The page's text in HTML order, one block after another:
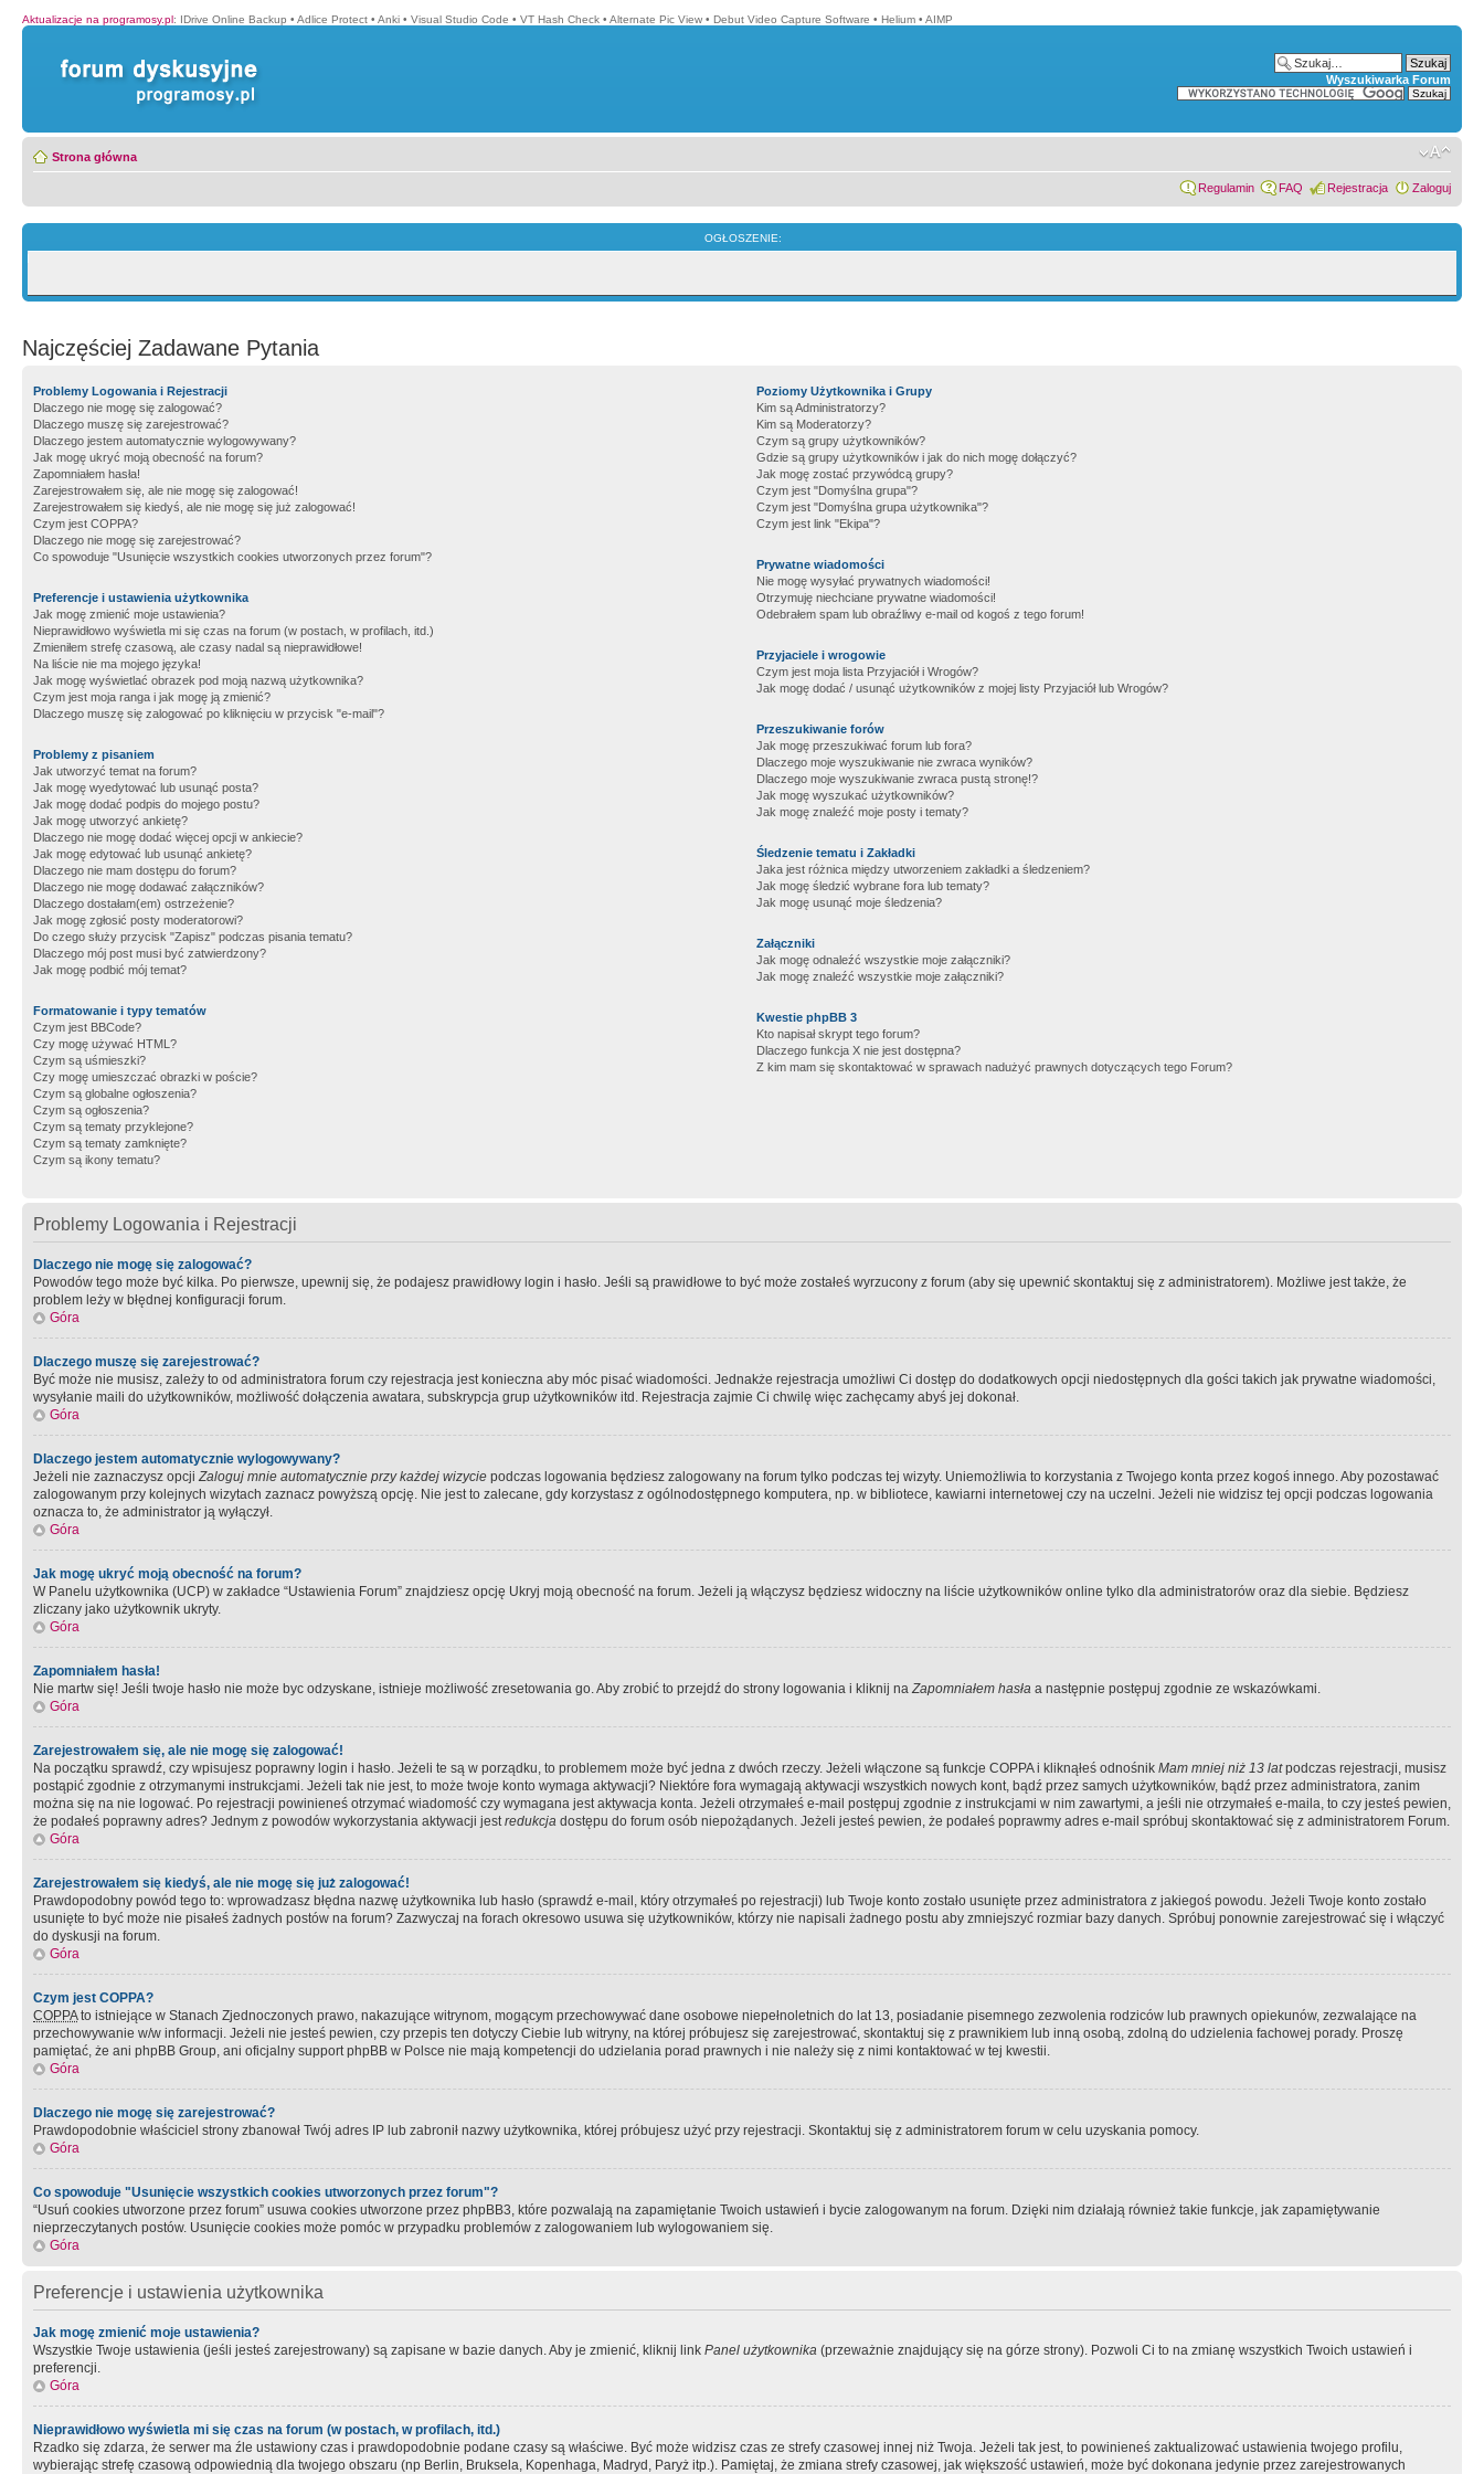
Aktualizacje na programosy.pl: IDrive Online Backup • Adlice Protect • Anki • Visual Studio Code • VT Hash Check • Alternate Pic View • Debut Video Capture Software • Helium • AIMP
Wyszukiwarka Forum
Strona główna
Regulamin FAQ Rejestracja Zaloguj
OGŁOSZENIE:
Najczęściej Zadawane Pytania
Problemy Logowania i Rejestracji
Dlaczego nie mogę się zalogować?
Dlaczego muszę się zarejestrować?
Dlaczego jestem automatycznie wylogowywany?
Jak mogę ukryć moją obecność na forum?
Zapomniałem hasła!
Zarejestrowałem się, ale nie mogę się zalogować!
Zarejestrowałem się kiedyś, ale nie mogę się już zalogować!
Czym jest COPPA?
Dlaczego nie mogę się zarejestrować?
Co spowoduje "Usunięcie wszystkich cookies utworzonych przez forum"?
Preferencje i ustawienia użytkownika
Jak mogę zmienić moje ustawienia?
Nieprawidłowo wyświetla mi się czas na forum (w postach, w profilach, itd.)
Zmieniłem strefę czasową, ale czasy nadal są nieprawidłowe!
Na liście nie ma mojego języka!
Jak mogę wyświetlać obrazek pod moją nazwą użytkownika?
Czym jest moja ranga i jak mogę ją zmienić?
Dlaczego muszę się zalogować po kliknięciu w przycisk "e-mail"?
Problemy z pisaniem
Jak utworzyć temat na forum?
Jak mogę wyedytować lub usunąć posta?
Jak mogę dodać podpis do mojego postu?
Jak mogę utworzyć ankietę?
Dlaczego nie mogę dodać więcej opcji w ankiecie?
Jak mogę edytować lub usunąć ankietę?
Dlaczego nie mam dostępu do forum?
Dlaczego nie mogę dodawać załączników?
Dlaczego dostałam(em) ostrzeżenie?
Jak mogę zgłosić posty moderatorowi?
Do czego służy przycisk "Zapisz" podczas pisania tematu?
Dlaczego mój post musi być zatwierdzony?
Jak mogę podbić mój temat?
Formatowanie i typy tematów
Czym jest BBCode?
Czy mogę używać HTML?
Czym są uśmieszki?
Czy mogę umieszczać obrazki w poście?
Czym są globalne ogłoszenia?
Czym są ogłoszenia?
Czym są tematy przyklejone?
Czym są tematy zamknięte?
Czym są ikony tematu?
Poziomy Użytkownika i Grupy
Kim są Administratorzy?
Kim są Moderatorzy?
Czym są grupy użytkowników?
Gdzie są grupy użytkowników i jak do nich mogę dołączyć?
Jak mogę zostać przywódcą grupy?
Czym jest "Domyślna grupa"?
Czym jest "Domyślna grupa użytkownika"?
Czym jest link "Ekipa"?
Prywatne wiadomości
Nie mogę wysyłać prywatnych wiadomości!
Otrzymuję niechciane prywatne wiadomości!
Odebrałem spam lub obraźliwy e-mail od kogoś z tego forum!
Przyjaciele i wrogowie
Czym jest moja lista Przyjaciół i Wrogów?
Jak mogę dodać / usunąć użytkowników z mojej listy Przyjaciół lub Wrogów?
Przeszukiwanie forów
Jak mogę przeszukiwać forum lub fora?
Dlaczego moje wyszukiwanie nie zwraca wyników?
Dlaczego moje wyszukiwanie zwraca pustą stronę!?
Jak mogę wyszukać użytkowników?
Jak mogę znaleźć moje posty i tematy?
Śledzenie tematu i Zakładki
Jaka jest różnica między utworzeniem zakładki a śledzeniem?
Jak mogę śledzić wybrane fora lub tematy?
Jak mogę usunąć moje śledzenia?
Załączniki
Jak mogę odnaleźć wszystkie moje załączniki?
Jak mogę znaleźć wszystkie moje załączniki?
Kwestie phpBB 3
Kto napisał skrypt tego forum?
Dlaczego funkcja X nie jest dostępna?
Z kim mam się skontaktować w sprawach nadużyć prawnych dotyczących tego Forum?
Problemy Logowania i Rejestracji
Dlaczego nie mogę się zalogować?
Powodów tego może być kilka. Po pierwsze, upewnij się, że podajesz prawidłowy login i hasło. Jeśli są prawidłowe to być może zostałeś wyrzucony z forum (aby się upewnić skontaktuj się z administratorem). Możliwe jest także, że
problem leży w błędnej konfiguracji forum.
Góra
Dlaczego muszę się zarejestrować?
Być może nie musisz, zależy to od administratora forum czy rejestracja jest konieczna aby móc pisać wiadomości. Jednakże rejestracja umożliwi Ci dostęp do dodatkowych opcji niedostępnych dla gości takich jak prywatne wiadomości,
wysyłanie maili do użytkowników, możliwość dołączenia awatara, subskrypcja grup użytkowników itd. Rejestracja zajmie Ci chwilę więc zachęcamy abyś jej dokonał.
Góra
Dlaczego jestem automatycznie wylogowywany?
Jeżeli nie zaznaczysz opcjiZaloguj mnie automatycznie przy każdej wizycie podczas logowania będziesz zalogowany na forum tylko podczas tej wizyty. Uniemożliwia to korzystania z Twojego konta przez kogoś innego. Aby pozostawać
zalogowanym przy kolejnych wizytach zaznacz powyższą opcję. Nie jest to zalecane, gdy korzystasz z ogólnodostępnego komputera, np. w bibliotece, kawiarni internetowej czy na uczelni. Jeżeli nie widzisz tej opcji podczas logowania
oznacza to, że administrator ją wyłączył.
Góra
Jak mogę ukryć moją obecność na forum?
W Panelu użytkownika (UCP) w zakładce “Ustawienia Forum” znajdziesz opcję Ukryj moją obecność na forum. Jeżeli ją włączysz będziesz widoczny na liście użytkowników online tylko dla administratorów oraz dla siebie. Będziesz
zliczany jako użytkownik ukryty.
Góra
Zapomniałem hasła!
Nie martw się! Jeśli twoje hasło nie może byc odzyskane, istnieje możliwość zresetowania go. Aby zrobić to przejdź do strony logowania i kliknij naZapomniałem hasła a następnie postępuj zgodnie ze wskazówkami.
Góra
Zarejestrowałem się, ale nie mogę się zalogować!
Na początku sprawdź, czy wpisujesz poprawny login i hasło. Jeżeli te są w porządku, to problemem może być jedna z dwóch rzeczy. Jeżeli włączone są funkcje COPPA i kliknąłeś odnośnik Mam mniej niż 13 latpodczas rejestracji, musisz
postąpić zgodnie z otrzymanymi instrukcjami. Jeżeli tak nie jest, to może twoje konto wymaga aktywacji? Niektóre fora wymagają aktywacji wszystkich nowych kont, bądź przez samych użytkowników, bądź przez administratora, zanim
można się na nie logować. Po rejestracji powinieneś otrzymać wiadomość czy wymagana jest aktywacja konta. Jeżeli otrzymałeś e-mail postępuj zgodnie z instrukcjami w nim zawartymi, a jeśli nie otrzymałeś e-maila, to czy jesteś pewien,
że podałeś poprawny adres? Jednym z powodów wykorzystania aktywacji jestredukcja dostępu do forum osób niepożądanych. Jeżeli jesteś pewien, że podałeś poprawmy adres e-mail spróbuj skontaktować się z administratorem Forum.
Góra
Zarejestrowałem się kiedyś, ale nie mogę się już zalogować!
Prawdopodobny powód tego to: wprowadzasz błędna nazwę użytkownika lub hasło (sprawdź e-mail, który otrzymałeś po rejestracji) lub Twoje konto zostało usunięte przez administratora z jakiegoś powodu. Jeżeli Twoje konto zostało
usunięte to być może nie pisałeś żadnych postów na forum? Zazwyczaj na forach okresowo usuwa się użytkowników, którzy nie napisali żadnego postu aby zmniejszyć rozmiar bazy danych. Spróbuj ponownie zarejestrować się i włączyć
do dyskusji na forum.
Góra
Czym jest COPPA?
COPPAto istniejące w Stanach Zjednoczonych prawo, nakazujące witrynom, mogącym przechowywać dane osobowe niepełnoletnich do lat 13, posiadanie pisemnego zezwolenia rodziców lub prawnych opiekunów, zezwalające na
przechowywanie w/w informacji. Jeżeli nie jesteś pewien, czy przepis ten dotyczy Ciebie lub witryny, na której próbujesz się zarejestrować, skontaktuj się z prawnikiem lub inną osobą, zdolną do udzielenia fachowej porady. Proszę
pamiętać, że ani phpBB Group, ani oficjalny support phpBB w Polsce nie mają kompetencji do udzielania porad prawnych i nie należy się z nimi kontaktować w tej kwestii.
Góra
Dlaczego nie mogę się zarejestrować?
Prawdopodobnie właściciel strony zbanował Twój adres IP lub zabronił nazwy użytkownika, której próbujesz użyć przy rejestracji. Skontaktuj się z administratorem forum w celu uzyskania pomocy.
Góra
Co spowoduje "Usunięcie wszystkich cookies utworzonych przez forum"?
“Usuń cookies utworzone przez forum” usuwa cookies utworzone przez phpBB3, które pozwalają na zapamiętanie Twoich ustawień i bycie zalogowanym na forum. Dzięki nim działają również takie funkcje, jak zapamiętywanie
nieprzeczytanych postów. Usunięcie cookies może pomóc w przypadku problemów z zalogowaniem lub wylogowaniem się.
Góra
Preferencje i ustawienia użytkownika
Jak mogę zmienić moje ustawienia?
Wszystkie Twoje ustawienia (jeśli jesteś zarejestrowany) są zapisane w bazie danych. Aby je zmienić, kliknij link Panel użytkownika (przeważnie znajdujący się na górze strony). Pozwoli Ci to na zmianę wszystkich Twoich ustawień i
preferencji.
Góra
Nieprawidłowo wyświetla mi się czas na forum (w postach, w profilach, itd.)
Rzadko się zdarza, że serwer ma źle ustawiony czas i prawdopodobnie podane czasy są właściwe. Być może widzisz czas ze strefy czasowej innej niż Twoja. Jeżeli tak jest, to powinieneś zaktualizować ustawienia twojego profilu,
wybierając strefę czasową odpowiednią dla twojego obszaru (np Berlin, Bruksela, Kopenhaga, Madryd, Paryż itp.). Pamiętaj, że zmiana strefy czasowej, jak większość ustawień, może być dokonana jedynie przez zarejestrowanych